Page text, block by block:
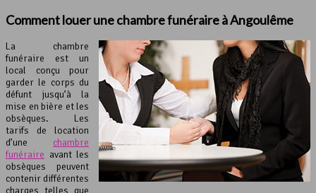
Comment louer unechambre funéraireà Angoulême
La chambre
funéraire est un
local conçu pour
garder le corps du
défunt jusqu’à la
mise en bière et les
obsèques. Les
tarifs de location
d’une chambre
funéraire avant les
obsèques peuvent
contenir différentes
charges telles que